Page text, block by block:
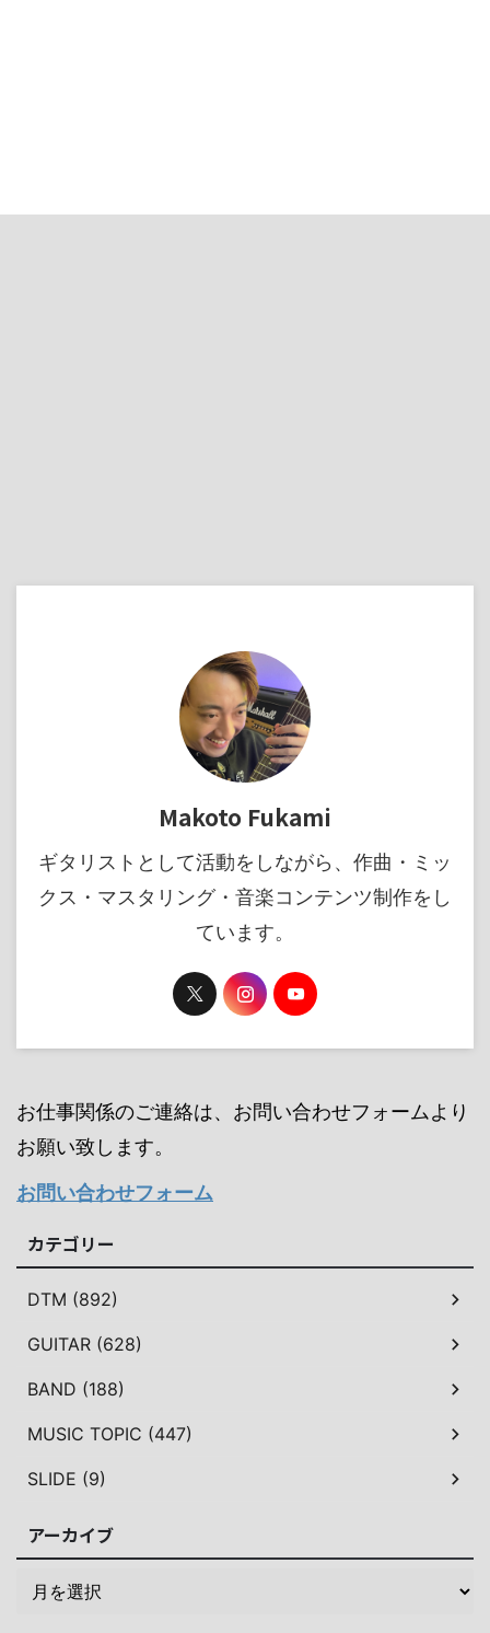
Makoto Fukami
ギタリストとして活動をしながら、作曲・ミッ
クス・マスタリング・音楽コンテンツ制作をし
ています。
お仕事関係のご連絡は、お問い合わせフォームより
お願い致します。
お問い合わせフォーム
カテゴリー
DTM (892)
GUITAR (628)
BAND (188)
MUSIC TOPIC (447)
SLIDE (9)
アーカイブ